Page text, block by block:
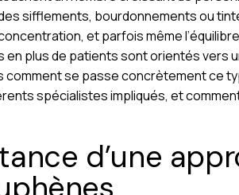
sifflements, bourdonnements ou
et parfois même
en plus de patients sont orientés vers
comment se passe concrètement ce
spécialistes impliqués, et
d’une